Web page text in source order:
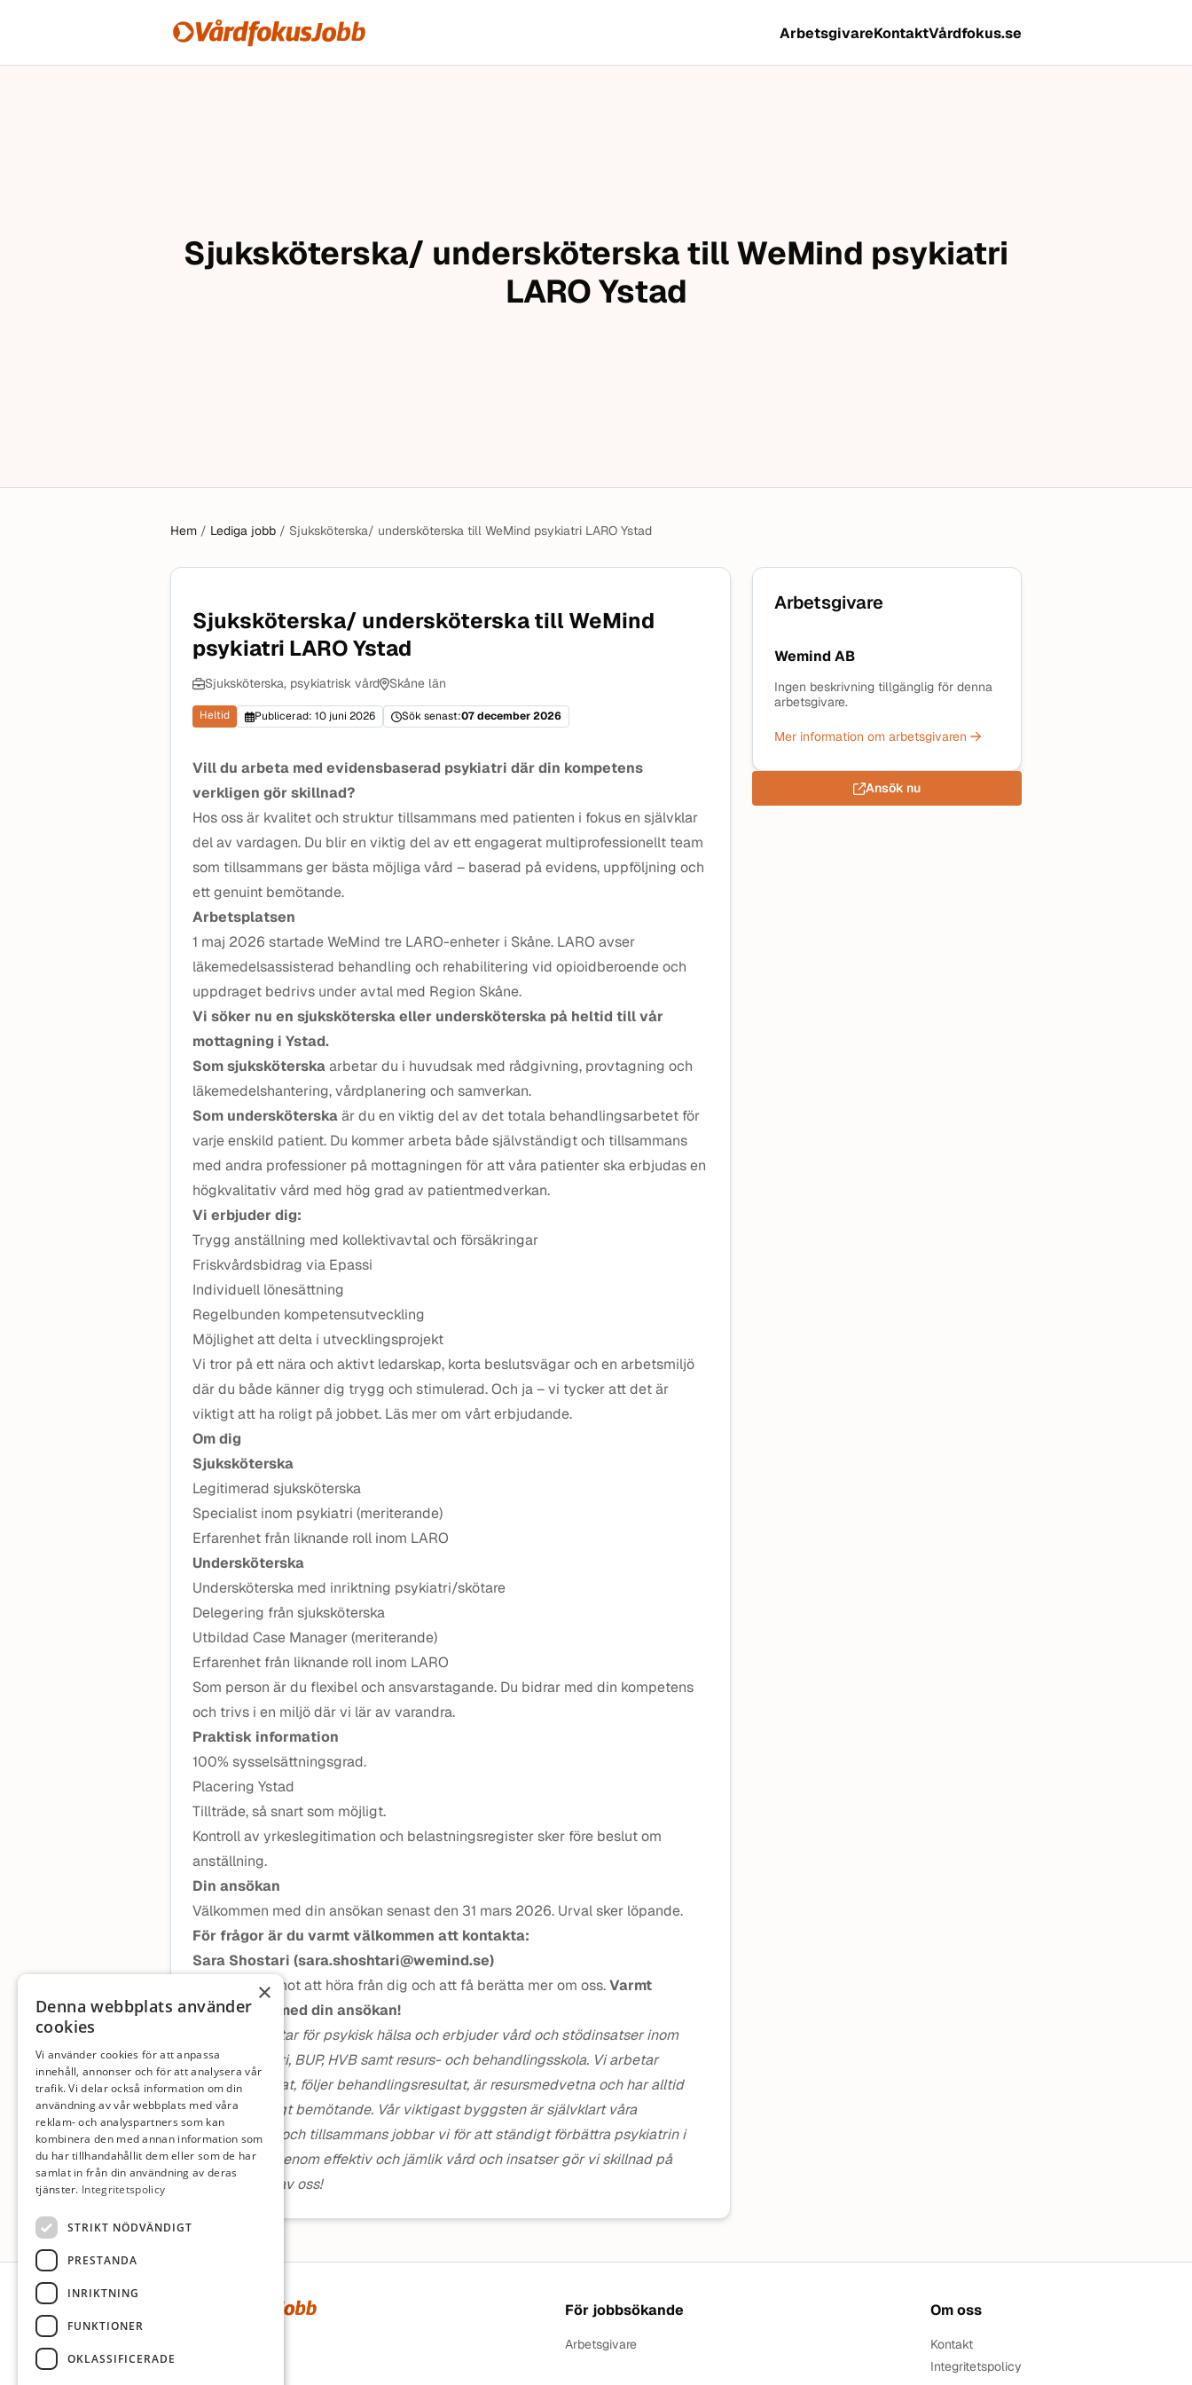
Hoppa till innehåll
Vårdfokusjobb ArbetsgivareKontaktVårdfokus.se
Sjuksköterska/ undersköterska till WeMind psykiatri
LARO Ystad
Hem / Lediga jobb / Sjuksköterska/ undersköterska till WeMind psykiatri LARO Ystad
Sjuksköterska/ undersköterska till WeMind
psykiatri LARO Ystad
Sjuksköterska, psykiatrisk vård Skåne län
Heltid Publicerad: 10 juni 2026 Sök senast:07 december 2026
Vill du arbeta med evidensbaserad psykiatri där din kompetens
verkligen gör skillnad?
Hos oss är kvalitet och struktur tillsammans med patienten i fokus en självklar
del av vardagen. Du blir en viktig del av ett engagerat multiprofessionellt team
som tillsammans ger bästa möjliga vård – baserad på evidens, uppföljning och
ett genuint bemötande.
Arbetsplatsen
1 maj 2026 startade WeMind tre LARO-enheter i Skåne. LARO avser
läkemedelsassisterad behandling och rehabilitering vid opioidberoende och
uppdraget bedrivs under avtal med Region Skåne.
Vi söker nu en sjuksköterska eller undersköterska på heltid till vår
mottagning i Ystad.
Som sjuksköterskaarbetar du i huvudsak med rådgivning, provtagning och
läkemedelshantering, vårdplanering och samverkan.
Som undersköterskaär du en viktig del av det totala behandlingsarbetet för
varje enskild patient. Du kommer arbeta både självständigt och tillsammans
med andra professioner på mottagningen för att våra patienter ska erbjudas en
högkvalitativ vård med hög grad av patientmedverkan.
Vi erbjuder dig:
Trygg anställning med kollektivavtal och försäkringar
Friskvårdsbidrag via Epassi
Individuell lönesättning
Regelbunden kompetensutveckling
Möjlighet att delta i utvecklingsprojekt
Vi tror på ett nära och aktivt ledarskap, korta beslutsvägar och en arbetsmiljö
där du både känner dig trygg och stimulerad. Och ja – vi tycker att det är
viktigt att ha roligt på jobbet. Läs mer om vårt erbjudande.
Om dig
Sjuksköterska
Legitimerad sjuksköterska
Specialist inom psykiatri (meriterande)
Erfarenhet från liknande roll inom LARO
Undersköterska
Undersköterska med inriktning psykiatri/skötare
Delegering från sjuksköterska
Utbildad Case Manager (meriterande)
Erfarenhet från liknande roll inom LARO
Som person är du flexibel och ansvarstagande. Du bidrar med din kompetens
och trivs i en miljö där vi lär av varandra.
Praktisk information
100% sysselsättningsgrad.
Placering Ystad
Tillträde, så snart som möjligt.
Kontroll av yrkeslegitimation och belastningsregister sker före beslut om
anställning.
Din ansökan
Välkommen med din ansökan senast den 31 mars 2026. Urval sker löpande.
För frågor är du varmt välkommen att kontakta:
Sara Shostari (sara.shoshtari@wemind.se)
Vi ser fram emot att höra från dig och att få berätta mer om oss.Varmt
välkommen med din ansökan!
arbetar för psykisk hälsa och erbjuder vård och stödinsatser inom
vuxenpsykiatri, BUP, HVB samt resurs- och behandlingsskola. Vi arbetar
evidensbaserat, följer behandlingsresultat, är resursmedvetna och har alltid
med ett vänligt bemötande. Vår viktigast byggsten är självklart våra
medarbetare och tillsammans jobbar vi för att ständigt förbättra psykiatrin i
Sverige och genom effektiv och jämlik vård och insatser gör vi skillnad på
Bli en av oss!
Arbetsgivare
Wemind AB
Ingen beskrivning tillgänglig för denna
arbetsgivare.
Mer information om arbetsgivaren
Ansök nu
Sidfot
För jobbsökande
Arbetsgivare
Om oss
Kontakt
Integritetspolicy
×
Denna webbplats använder
cookies
Vi använder cookies för att anpassa
innehåll, annonser och för att analysera vår
trafik. Vi delar också information om din
användning av vår webbplats med våra
reklam- och analyspartners som kan
kombinera den med annan information som
du har tillhandahållit dem eller som de har
samlat in från din användning av deras
tjänster. Integritetspolicy
STRIKT NÖDVÄNDIGT
PRESTANDA
INRIKTNING
FUNKTIONER
OKLASSIFICERADE